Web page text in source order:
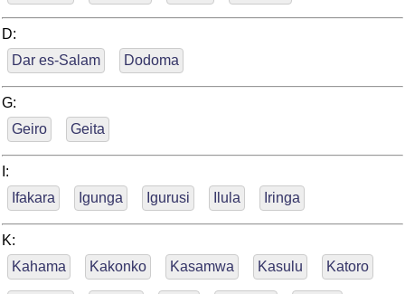
D:
Dar es-Salam
Dodoma
G:
Geiro
Geita
I:
Ifakara
Igunga Igurusi Ilula Iringa
K:
Kahama
Kakonko Kasamwa Kasulu Katoro